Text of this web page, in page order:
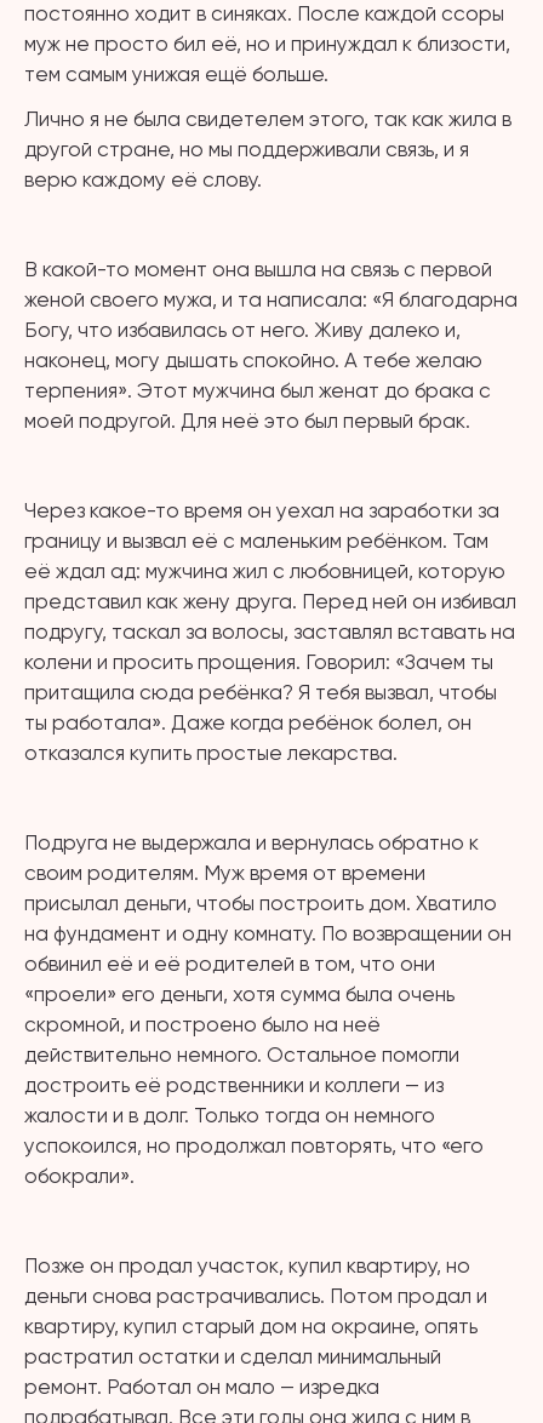
постоянно ходит в синяках. После каждой ссоры
муж не просто бил её, но и принуждал к близости,
тем самым унижая ещё больше.
Лично я не была свидетелем этого, так как жила в
другой стране, но мы поддерживали связь, и я
верю каждому её слову.
В какой-то момент она вышла на связь с первой
женой своего мужа, и та написала: «Я благодарна
Богу, что избавилась от него. Живу далеко и,
наконец, могу дышать спокойно. А тебе желаю
терпения». Этот мужчина был женат до брака с
моей подругой. Для неё это был первый брак.
Через какое-то время он уехал на заработки за
границу и вызвал её с маленьким ребёнком. Там
её ждал ад: мужчина жил с любовницей, которую
представил как жену друга. Перед ней он избивал
подругу, таскал за волосы, заставлял вставать на
колени и просить прощения. Говорил: «Зачем ты
притащила сюда ребёнка? Я тебя вызвал, чтобы
ты работала». Даже когда ребёнок болел, он
отказался купить простые лекарства.
Подруга не выдержала и вернулась обратно к
своим родителям. Муж время от времени
присылал деньги, чтобы построить дом. Хватило
на фундамент и одну комнату. По возвращении он
обвинил её и её родителей в том, что они
«проели» его деньги, хотя сумма была очень
скромной, и построено было на неё
действительно немного. Остальное помогли
достроить её родственники и коллеги — из
жалости и в долг. Только тогда он немного
успокоился, но продолжал повторять, что «его
обокрали».
Позже он продал участок, купил квартиру, но
деньги снова растрачивались. Потом продал и
квартиру, купил старый дом на окраине, опять
растратил остатки и сделал минимальный
ремонт. Работал он мало — изредка
подрабатывал. Все эти годы она жила с ним в